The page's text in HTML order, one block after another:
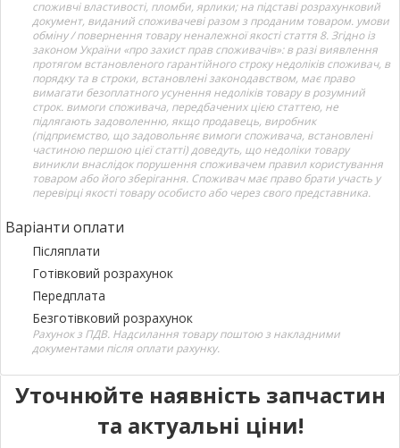
споживчі властивості, пломби, ярлики; на підставі розрахунковий
документ, виданий споживачеві разом з проданим товаром. умови
обміну / повернення товару неналежної якості стаття 8. Згідно із
законом України «про захист прав споживачів»: в разі виявлення
протягом встановленого гарантійного строку недоліків споживач, в
порядку та в строки, встановлені законодавством, має право
вимагати безоплатного усунення недоліків товару в розумний
строк. вимоги споживача, передбачених цією статтею, не
підлягають задоволенню, якщо продавець, виробник
(підприємство, що задовольняє вимоги споживача, встановлені
частиною першою цієї статті) доведуть, що недоліки товару
виникли внаслідок порушення споживачем правил користування
товаром або його зберігання. Споживач має право брати участь у
перевірці якості товару особисто або через свого представника.
Варіанти оплати
Післяплати
Готівковий розрахунок
Передплата
Безготівковий розрахунок
Рахунок з ПДВ. Надсилання товару поштою з накладними
документами після оплати рахунку.
Уточнюйте наявність запчастин
та актуальні ціни!